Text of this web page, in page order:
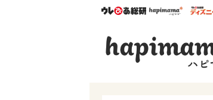
ウレぴあ総研
ハピ